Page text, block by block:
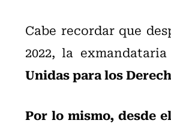
Cabe recordar que
2022, la
Unidas para los
Por lo mismo, desde